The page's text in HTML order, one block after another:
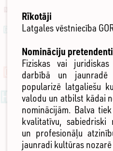
Rīkotāji
Latgales vēstniecība
Nomināciju pretendenti
Fiziskas vai
darbībā un
popularizē latgaliešu
valodu un atbilst kādai
nominācijām. Balva
kvalitatīvu, sabiedriski
un profesionāļu
jaunradi kultūras